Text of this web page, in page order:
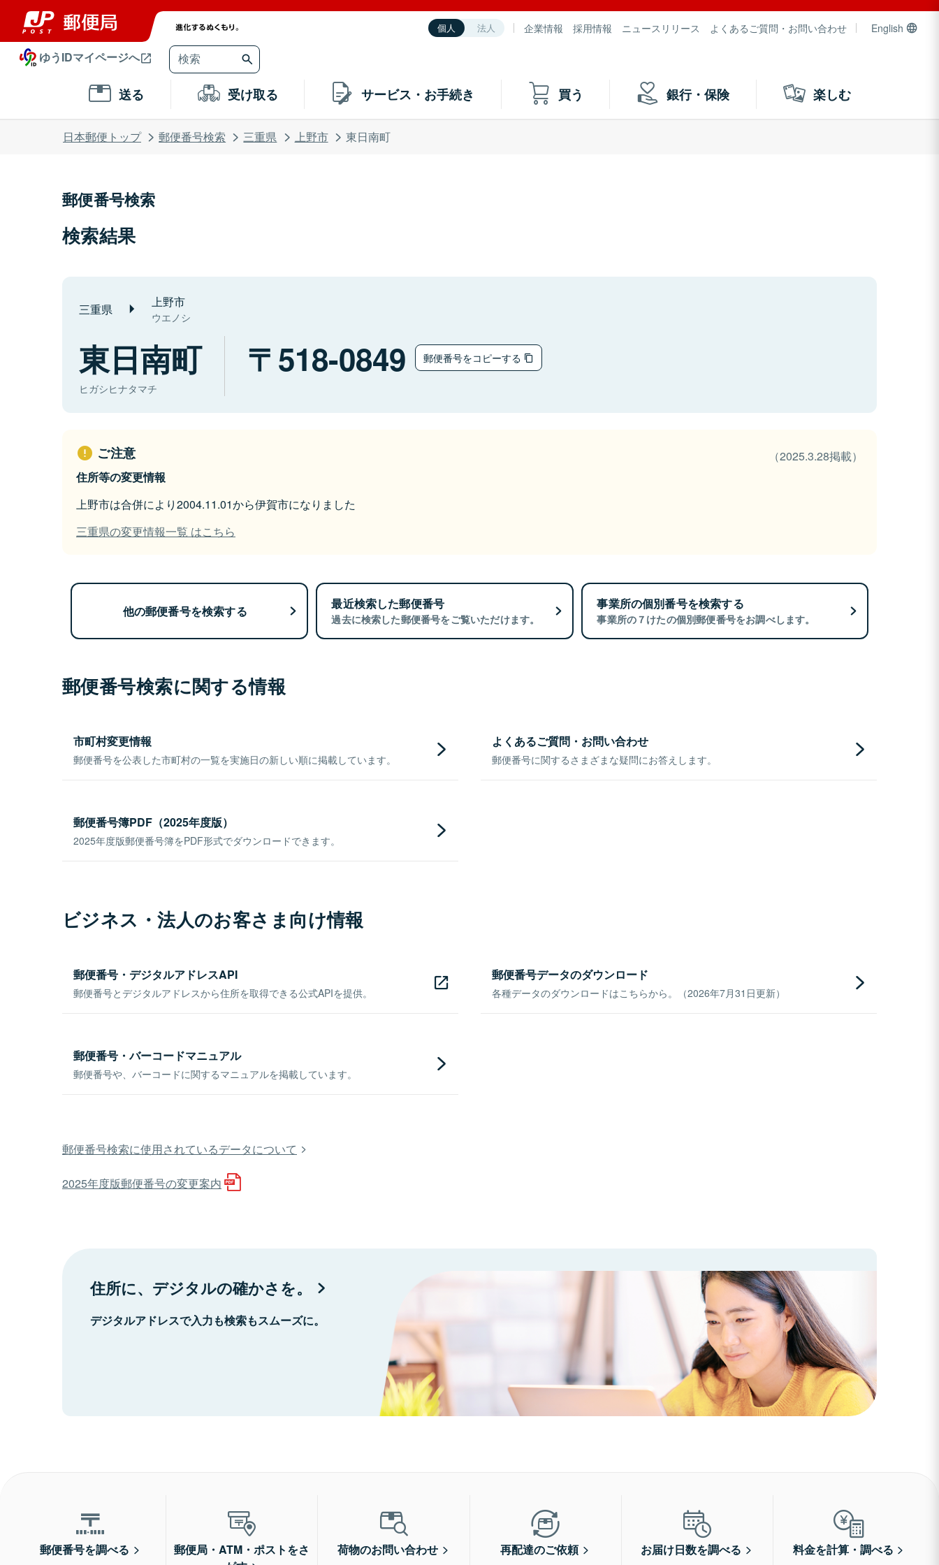
個人 法人 企業情報 採用情報 ニュースリリース よくあるご質問・お問い合わせ English
ゆうIDマイページへ
送る 受け取る サービス・お手続き 買う 銀行・保険 楽しむ
日本郵便トップ 郵便番号検索 三重県 上野市 東日南町
郵便番号検索
検索結果
三重県 上野市
ウエノシ
東日南町
ヒガシヒナタマチ
518-0849 郵便番号をコピーする
ご注意
（2025.3.28掲載）
住所等の変更情報
上野市は合併により2004.11.01から伊賀市になりました
三重県の変更情報一覧 はこちら
他の郵便番号を検索する 最近検索した郵便番号
過去に検索した郵便番号をご覧いただけます。
事業所の個別番号を検索する
事業所の７けたの個別郵便番号をお調べします。
郵便番号検索に関する情報
市町村変更情報
郵便番号を公表した市町村の一覧を実施日の新しい順に掲載しています。
よくあるご質問・お問い合わせ
郵便番号に関するさまざまな疑問にお答えします。
郵便番号簿PDF（2025年度版）
2025年度版郵便番号簿をPDF形式でダウンロードできます。
ビジネス・法人のお客さま向け情報
郵便番号・デジタルアドレスAPI
郵便番号とデジタルアドレスから住所を取得できる公式APIを提供。
郵便番号データのダウンロード
各種データのダウンロードはこちらから。（2026年7月31日更新）
郵便番号・バーコードマニュアル
郵便番号や、バーコードに関するマニュアルを掲載しています。
郵便番号検索に使用されているデータについて
2025年度版郵便番号の変更案内
住所に、デジタルの確かさを。
デジタルアドレスで入力も検索もスムーズに。
郵便番号を調べる
郵便局・ATM・ポストをさ
荷物のお問い合わせ 再配達のご依頼 お届け日数を調べる 料金を計算・調べる